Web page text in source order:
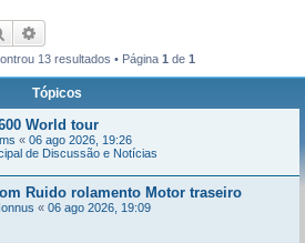
Pesquisar
13 resultados • Página 1 de 1
Tópicos
World tour
« 06 ago 2026, 19:26
de Discussão e Notícias
Ruido rolamento Motor traseiro
« 06 ago 2026, 19:09